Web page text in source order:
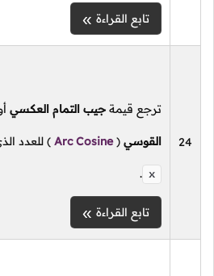
تابع القراءة
24
ترجع قيمة جيب التمام العكسي
القوسي (
Arc Cosine
) للعدد
x
.
تابع القراءة